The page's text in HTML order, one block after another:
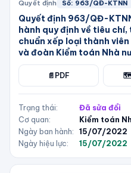
Quyết định Số: 963/QĐ-KTNN
Quyết định 963/QĐ-
hành quy định về tiêu
chuẩn xếp loại thành
và đoàn Kiểm toán Nhà
📄 PDF
Trạng thái:
Đã sửa đổi
Cơ quan:
Kiểm toán
Ngày ban hành:
15/07/2022
Ngày hiệu lực:
15/07/2022